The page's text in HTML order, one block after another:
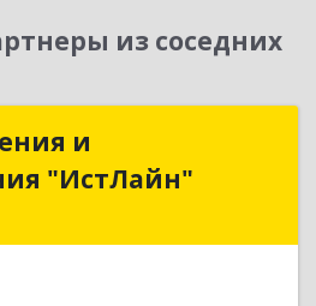
из соседних
и
"ИстЛайн"
Центр Внедрения и
"ИстЛайн"